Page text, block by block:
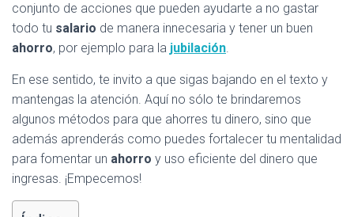
conjunto de acciones que pueden ayudarte a no gastar
todo tu salario de manera innecesaria y tener un buen
ahorro, por ejemplo para la jubilación.
En ese sentido, te invito a que sigas bajando en el texto y
mantengas la atención. Aquí no sólo te brindaremos
algunos métodos para que ahorres tu dinero, sino que
además aprenderás como puedes fortalecer tu mentalidad
para fomentar un ahorro y uso eficiente del dinero que
ingresas. ¡Empecemos!